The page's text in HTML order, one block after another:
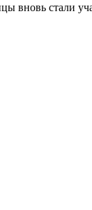
вновь стали